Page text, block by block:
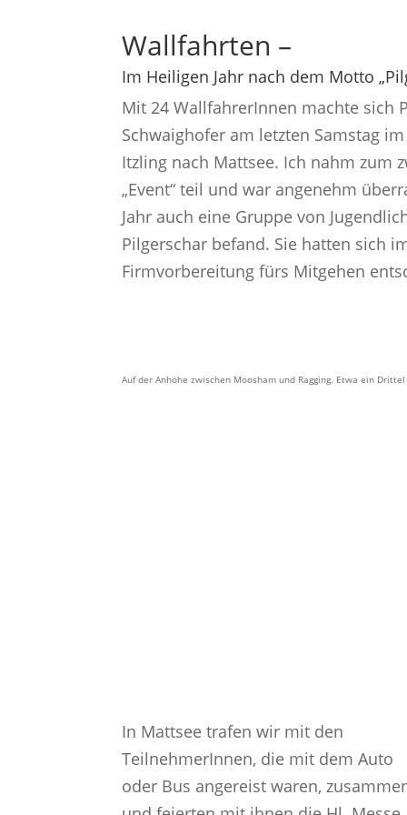
Wallfahrten –
Im Heiligen Jahr nach dem Motto
Mit 24 WallfahrerInnen machte sich
Schwaighofer am letzten Samstag
Itzling nach Mattsee. Ich nahm zum
„Event“ teil und war angenehm
Jahr auch eine Gruppe von
Pilgerschar befand. Sie hatten sich
Firmvorbereitung fürs Mitgehen
Auf der Anhöhe zwischen Moosham und Ragging. Etwa ein
In Mattsee trafen wir mit den
TeilnehmerInnen, die mit dem Auto
oder Bus angereist waren,